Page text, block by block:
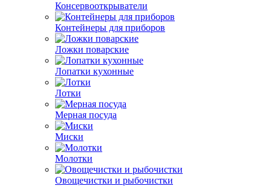
Консервооткрыватели
Контейнеры для приборов
Ложки поварские
Лопатки кухонные
Лотки
Мерная посуда
Миски
Молотки
Овощечистки и рыбочистки